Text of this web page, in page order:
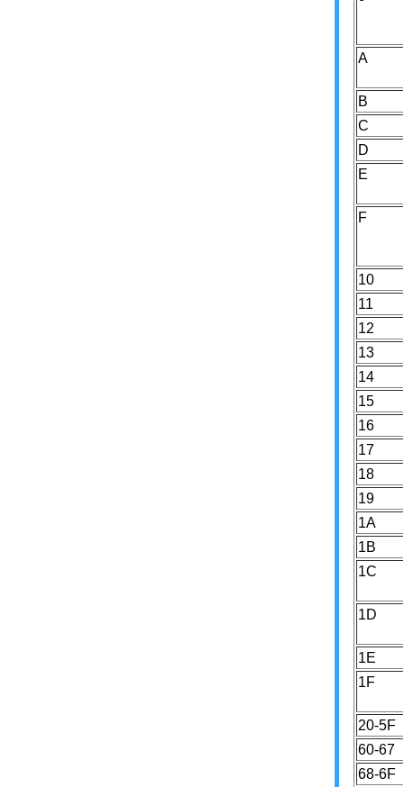
A
B
C
D
E
F
10
11
12
13
14
15
16
17
18
19
1A
1B
1C
1D
1E
1F
20-5F
60-67
68-6F